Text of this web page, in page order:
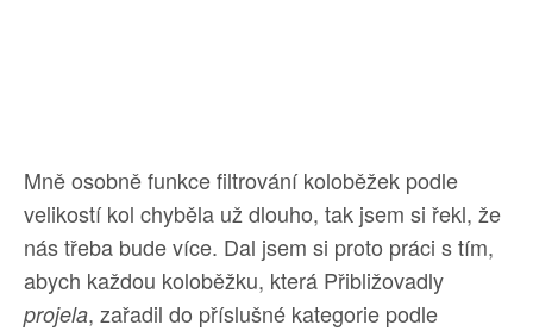
Mně osobně funkce filtrování koloběžek podle
velikostí kol chyběla už dlouho, tak jsem si řekl, že
nás třeba bude více. Dal jsem si proto práci s tím,
abych každou koloběžku, která Přibližovadly
projela, zařadil do příslušné kategorie podle